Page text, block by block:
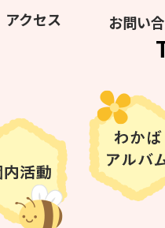
アクセス お問い